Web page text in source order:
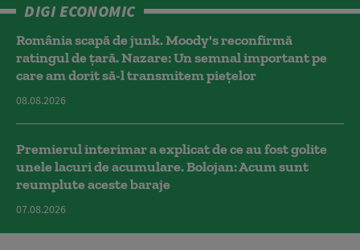
DIGI ECONOMIC
România scapă de junk. Moody's reconfirmă
ratingul de țară. Nazare: Un semnal important pe
care am dorit să-l transmitem piețelor
08.08.2026
Premierul interimar a explicat de ce au fost golite
unele lacuri de acumulare. Bolojan: Acum sunt
reumplute aceste baraje
07.08.2026